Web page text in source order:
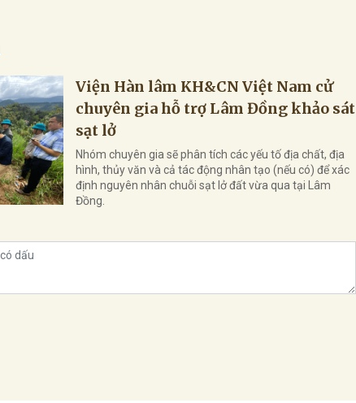
Viện Hàn lâm KH&CN Việt Nam cử
chuyên gia hỗ trợ Lâm Đồng khảo sát
sạt lở
Nhóm chuyên gia sẽ phân tích các yếu tố địa chất, địa
hình, thủy văn và cả tác động nhân tạo (nếu có) để xác
định nguyên nhân chuỗi sạt lở đất vừa qua tại Lâm
Đồng.